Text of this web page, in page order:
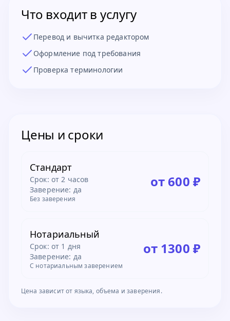
Что входит в услугу
Перевод и вычитка редактором
Оформление под требования
Проверка терминологии
Цены и сроки
Стандарт
Срок: от 2 часов
Заверение: да
Без заверения
от 600 ₽
Нотариальный
Срок: от 1 дня
Заверение: да
С нотариальным заверением
от 1300 ₽
Цена зависит от языка, объема и заверения.